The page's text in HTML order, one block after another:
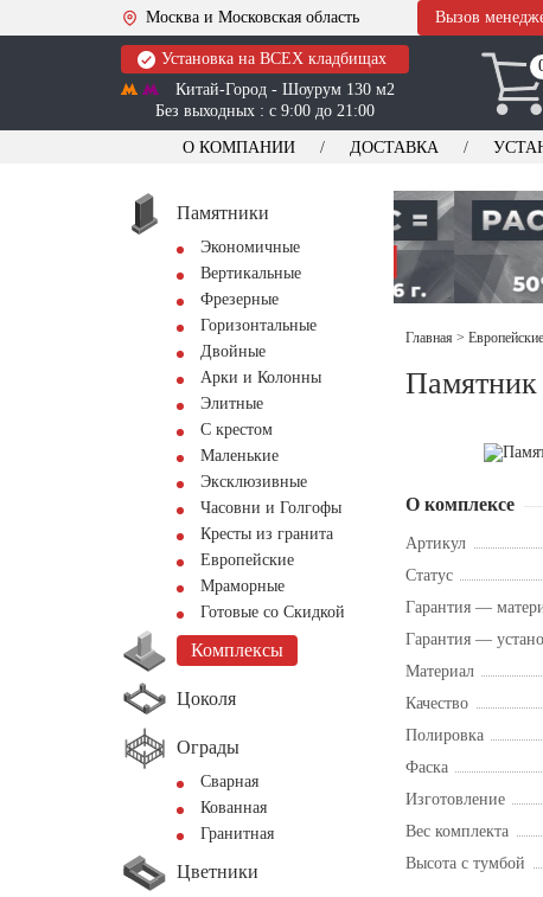
Москва и Московская область Вызов
Установка на ВСЕХ кладбищах
Китай-Город - Шоурум 130 м2
Без выходных : с 9:00 до 21:00
О КОМПАНИИ ДОСТАВКА
Памятники
Экономичные
Вертикальные
Фрезерные
Горизонтальные
Двойные
Арки и Колонны
Элитные
С крестом
Маленькие
Эксклюзивные
Часовни и Голгофы
Кресты из гранита
Европейские
Мраморные
Готовые со Скидкой
Комплексы
Цоколя
Ограды
Сварная
Кованная
Гранитная
Цветники
Главная >
Памятник
О комплексе
Артикул
Статус
Гарантия —
Гарантия —
Материал
Качество
Полировка
Фаска
Изготовление
Вес комплекта
Высота с тумбой